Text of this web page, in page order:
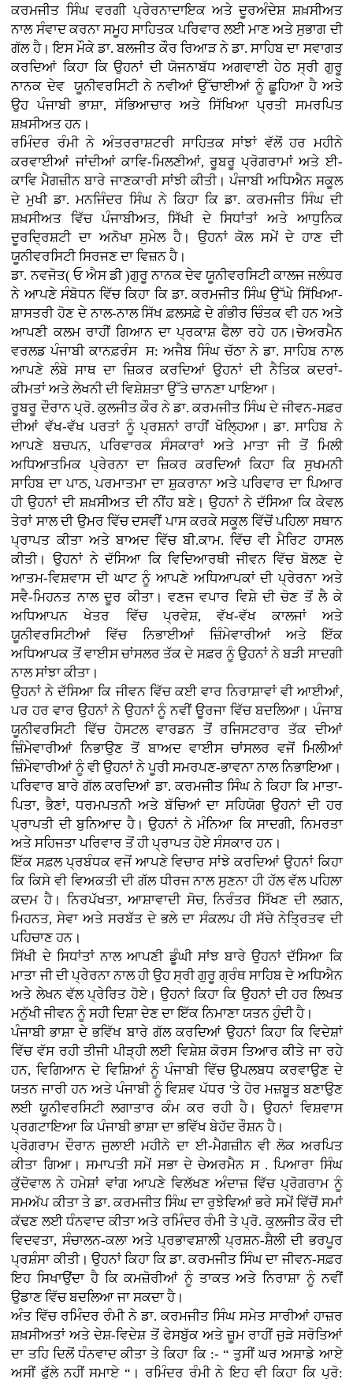
ਕਰਮਜੀਤ ਸਿੰਘ ਵਰਗੀ ਪ੍ਰੇਰਨਾਦਾਇਕ ਅਤੇ ਦੂਰਅੰਦੇਸ਼ ਸ਼ਖ਼ਸੀਅਤ
ਨਾਲ ਸੰਵਾਦ ਕਰਨਾ ਸਮੂਹ ਸਾਹਿਤਕ ਪਰਿਵਾਰ ਲਈ ਮਾਣ ਅਤੇ ਸੁਭਾਗ ਦੀ
ਗੱਲ ਹੈ। ਇਸ ਮੌਕੇ ਡਾ. ਬਲਜੀਤ ਕੌਰ ਰਿਆੜ ਨੇ ਡਾ. ਸਾਹਿਬ ਦਾ ਸਵਾਗਤ
ਕਰਦਿਆਂ ਕਿਹਾ ਕਿ ਉਹਨਾਂ ਦੀ ਯੋਜਨਾਬੱਧ ਅਗਵਾਈ ਹੇਠ ਸ੍ਰੀ ਗੁਰੂ
ਨਾਨਕ ਦੇਵ ਯੂਨੀਵਰਸਿਟੀ ਨੇ ਨਵੀਆਂ ਉੱਚਾਈਆਂ ਨੂੰ ਛੂਹਿਆ ਹੈ ਅਤੇ
ਉਹ ਪੰਜਾਬੀ ਭਾਸ਼ਾ, ਸੱਭਿਆਚਾਰ ਅਤੇ ਸਿੱਖਿਆ ਪ੍ਰਤੀ ਸਮਰਪਿਤ
ਸ਼ਖ਼ਸੀਅਤ ਹਨ।
ਰਮਿੰਦਰ ਰੰਮੀ ਨੇ ਅੰਤਰਰਾਸ਼ਟਰੀ ਸਾਹਿਤਕ ਸਾਂਝਾਂ ਵੱਲੋਂ ਹਰ ਮਹੀਨੇ
ਕਰਵਾਈਆਂ ਜਾਂਦੀਆਂ ਕਾਵਿ-ਮਿਲਣੀਆਂ, ਰੂਬਰੂ ਪ੍ਰੋਗਰਾਮਾਂ ਅਤੇ ਈ-
ਕਾਵਿ ਮੈਗਜ਼ੀਨ ਬਾਰੇ ਜਾਣਕਾਰੀ ਸਾਂਝੀ ਕੀਤੀ। ਪੰਜਾਬੀ ਅਧਿਐਨ ਸਕੂਲ
ਦੇ ਮੁਖੀ ਡਾ. ਮਨਜਿੰਦਰ ਸਿੰਘ ਨੇ ਕਿਹਾ ਕਿ ਡਾ. ਕਰਮਜੀਤ ਸਿੰਘ ਦੀ
ਸ਼ਖ਼ਸੀਅਤ ਵਿੱਚ ਪੰਜਾਬੀਅਤ, ਸਿੱਖੀ ਦੇ ਸਿਧਾਂਤਾਂ ਅਤੇ ਆਧੁਨਿਕ
ਦੂਰਦ੍ਰਿਸ਼ਟੀ ਦਾ ਅਨੋਖਾ ਸੁਮੇਲ ਹੈ। ਉਹਨਾਂ ਕੋਲ ਸਮੇਂ ਦੇ ਹਾਣ ਦੀ
ਯੂਨੀਵਰਸਿਟੀ ਸਿਰਜਣ ਦਾ ਵਿਜ਼ਨ ਹੈ।
ਡਾ. ਨਵਜੋਤ( ਓ ਐਸ ਡੀ )ਗੁਰੂ ਨਾਨਕ ਦੇਵ ਯੂਨੀਵਰਸਿਟੀ ਕਾਲਜ ਜਲੰਧਰ
ਨੇ ਆਪਣੇ ਸੰਬੋਧਨ ਵਿੱਚ ਕਿਹਾ ਕਿ ਡਾ. ਕਰਮਜੀਤ ਸਿੰਘ ਉੱਘੇ ਸਿੱਖਿਆ-
ਸ਼ਾਸਤਰੀ ਹੋਣ ਦੇ ਨਾਲ-ਨਾਲ ਸਿੱਖ ਫ਼ਲਸਫ਼ੇ ਦੇ ਗੰਭੀਰ ਚਿੰਤਕ ਵੀ ਹਨ ਅਤੇ
ਆਪਣੀ ਕਲਮ ਰਾਹੀਂ ਗਿਆਨ ਦਾ ਪ੍ਰਕਾਸ਼ ਫੈਲਾ ਰਹੇ ਹਨ।ਚੇਅਰਮੈਨ
ਵਰਲਡ ਪੰਜਾਬੀ ਕਾਨਫ਼ਰੰਸ ਸ: ਅਜੈਬ ਸਿੰਘ ਚੱਠਾ ਨੇ ਡਾ. ਸਾਹਿਬ ਨਾਲ
ਆਪਣੇ ਲੰਬੇ ਸਾਥ ਦਾ ਜ਼ਿਕਰ ਕਰਦਿਆਂ ਉਹਨਾਂ ਦੀ ਨੈਤਿਕ ਕਦਰਾਂ-
ਕੀਮਤਾਂ ਅਤੇ ਲੇਖਨੀ ਦੀ ਵਿਸ਼ੇਸ਼ਤਾ ਉੱਤੇ ਚਾਨਣਾ ਪਾਇਆ।
ਰੂਬਰੂ ਦੌਰਾਨ ਪ੍ਰੋ. ਕੁਲਜੀਤ ਕੌਰ ਨੇ ਡਾ. ਕਰਮਜੀਤ ਸਿੰਘ ਦੇ ਜੀਵਨ-ਸਫ਼ਰ
ਦੀਆਂ ਵੱਖ-ਵੱਖ ਪਰਤਾਂ ਨੂੰ ਪ੍ਰਸ਼ਨਾਂ ਰਾਹੀਂ ਖੋਲ੍ਹਿਆ। ਡਾ. ਸਾਹਿਬ ਨੇ
ਆਪਣੇ ਬਚਪਨ, ਪਰਿਵਾਰਕ ਸੰਸਕਾਰਾਂ ਅਤੇ ਮਾਤਾ ਜੀ ਤੋਂ ਮਿਲੀ
ਅਧਿਆਤਮਿਕ ਪ੍ਰੇਰਨਾ ਦਾ ਜ਼ਿਕਰ ਕਰਦਿਆਂ ਕਿਹਾ ਕਿ ਸੁਖਮਨੀ
ਸਾਹਿਬ ਦਾ ਪਾਠ, ਪਰਮਾਤਮਾ ਦਾ ਸ਼ੁਕਰਾਨਾ ਅਤੇ ਪਰਿਵਾਰ ਦਾ ਪਿਆਰ
ਹੀ ਉਹਨਾਂ ਦੀ ਸ਼ਖ਼ਸੀਅਤ ਦੀ ਨੀਂਹ ਬਣੇ। ਉਹਨਾਂ ਨੇ ਦੱਸਿਆ ਕਿ ਕੇਵਲ
ਤੇਰਾਂ ਸਾਲ ਦੀ ਉਮਰ ਵਿੱਚ ਦਸਵੀਂ ਪਾਸ ਕਰਕੇ ਸਕੂਲ ਵਿੱਚੋਂ ਪਹਿਲਾ ਸਥਾਨ
ਪ੍ਰਾਪਤ ਕੀਤਾ ਅਤੇ ਬਾਅਦ ਵਿੱਚ ਬੀ.ਕਾਮ. ਵਿੱਚ ਵੀ ਮੈਰਿਟ ਹਾਸਲ
ਕੀਤੀ। ਉਹਨਾਂ ਨੇ ਦੱਸਿਆ ਕਿ ਵਿਦਿਆਰਥੀ ਜੀਵਨ ਵਿੱਚ ਬੋਲਣ ਦੇ
ਆਤਮ-ਵਿਸ਼ਵਾਸ ਦੀ ਘਾਟ ਨੂੰ ਆਪਣੇ ਅਧਿਆਪਕਾਂ ਦੀ ਪ੍ਰੇਰਨਾ ਅਤੇ
ਸਵੈ-ਮਿਹਨਤ ਨਾਲ ਦੂਰ ਕੀਤਾ। ਵਣਜ ਵਪਾਰ ਵਿਸ਼ੇ ਦੀ ਚੋਣ ਤੋਂ ਲੈ ਕੇ
ਅਧਿਆਪਨ ਖੇਤਰ ਵਿੱਚ ਪ੍ਰਵੇਸ਼, ਵੱਖ-ਵੱਖ ਕਾਲਜਾਂ ਅਤੇ
ਯੂਨੀਵਰਸਿਟੀਆਂ ਵਿੱਚ ਨਿਭਾਈਆਂ ਜ਼ਿੰਮੇਵਾਰੀਆਂ ਅਤੇ ਇੱਕ
ਅਧਿਆਪਕ ਤੋਂ ਵਾਈਸ ਚਾਂਸਲਰ ਤੱਕ ਦੇ ਸਫ਼ਰ ਨੂੰ ਉਹਨਾਂ ਨੇ ਬੜੀ ਸਾਦਗੀ
ਨਾਲ ਸਾਂਝਾ ਕੀਤਾ।
ਉਹਨਾਂ ਨੇ ਦੱਸਿਆ ਕਿ ਜੀਵਨ ਵਿੱਚ ਕਈ ਵਾਰ ਨਿਰਾਸ਼ਾਵਾਂ ਵੀ ਆਈਆਂ,
ਪਰ ਹਰ ਵਾਰ ਉਹਨਾਂ ਨੇ ਉਹਨਾਂ ਨੂੰ ਨਵੀਂ ਊਰਜਾ ਵਿੱਚ ਬਦਲਿਆ। ਪੰਜਾਬ
ਯੂਨੀਵਰਸਿਟੀ ਵਿੱਚ ਹੋਸਟਲ ਵਾਰਡਨ ਤੋਂ ਰਜਿਸਟਰਾਰ ਤੱਕ ਦੀਆਂ
ਜ਼ਿੰਮੇਵਾਰੀਆਂ ਨਿਭਾਉਣ ਤੋਂ ਬਾਅਦ ਵਾਈਸ ਚਾਂਸਲਰ ਵਜੋਂ ਮਿਲੀਆਂ
ਜ਼ਿੰਮੇਵਾਰੀਆਂ ਨੂੰ ਵੀ ਉਹਨਾਂ ਨੇ ਪੂਰੀ ਸਮਰਪਣ-ਭਾਵਨਾ ਨਾਲ ਨਿਭਾਇਆ।
ਪਰਿਵਾਰ ਬਾਰੇ ਗੱਲ ਕਰਦਿਆਂ ਡਾ. ਕਰਮਜੀਤ ਸਿੰਘ ਨੇ ਕਿਹਾ ਕਿ ਮਾਤਾ-
ਪਿਤਾ, ਭੈਣਾਂ, ਧਰਮਪਤਨੀ ਅਤੇ ਬੱਚਿਆਂ ਦਾ ਸਹਿਯੋਗ ਉਹਨਾਂ ਦੀ ਹਰ
ਪ੍ਰਾਪਤੀ ਦੀ ਬੁਨਿਆਦ ਹੈ। ਉਹਨਾਂ ਨੇ ਮੰਨਿਆ ਕਿ ਸਾਦਗੀ, ਨਿਮਰਤਾ
ਅਤੇ ਸਹਿਜਤਾ ਪਰਿਵਾਰ ਤੋਂ ਹੀ ਪ੍ਰਾਪਤ ਹੋਏ ਸੰਸਕਾਰ ਹਨ।
ਇੱਕ ਸਫ਼ਲ ਪ੍ਰਬੰਧਕ ਵਜੋਂ ਆਪਣੇ ਵਿਚਾਰ ਸਾਂਝੇ ਕਰਦਿਆਂ ਉਹਨਾਂ ਕਿਹਾ
ਕਿ ਕਿਸੇ ਵੀ ਵਿਅਕਤੀ ਦੀ ਗੱਲ ਧੀਰਜ ਨਾਲ ਸੁਣਨਾ ਹੀ ਹੱਲ ਵੱਲ ਪਹਿਲਾ
ਕਦਮ ਹੈ। ਨਿਰਪੱਖਤਾ, ਆਸ਼ਾਵਾਦੀ ਸੋਚ, ਨਿਰੰਤਰ ਸਿੱਖਣ ਦੀ ਲਗਨ,
ਮਿਹਨਤ, ਸੇਵਾ ਅਤੇ ਸਰਬੱਤ ਦੇ ਭਲੇ ਦਾ ਸੰਕਲਪ ਹੀ ਸੱਚੇ ਨੇਤ੍ਰਿਤਵ ਦੀ
ਪਹਿਚਾਣ ਹਨ।
ਸਿੱਖੀ ਦੇ ਸਿਧਾਂਤਾਂ ਨਾਲ ਆਪਣੀ ਡੂੰਘੀ ਸਾਂਝ ਬਾਰੇ ਉਹਨਾਂ ਦੱਸਿਆ ਕਿ
ਮਾਤਾ ਜੀ ਦੀ ਪ੍ਰੇਰਨਾ ਨਾਲ ਹੀ ਉਹ ਸ੍ਰੀ ਗੁਰੂ ਗ੍ਰੰਥ ਸਾਹਿਬ ਦੇ ਅਧਿਐਨ
ਅਤੇ ਲੇਖਨ ਵੱਲ ਪ੍ਰੇਰਿਤ ਹੋਏ। ਉਹਨਾਂ ਕਿਹਾ ਕਿ ਉਹਨਾਂ ਦੀ ਹਰ ਲਿਖਤ
ਮਨੁੱਖੀ ਜੀਵਨ ਨੂੰ ਸਹੀ ਦਿਸ਼ਾ ਦੇਣ ਦਾ ਇੱਕ ਨਿਮਾਣਾ ਯਤਨ ਹੁੰਦੀ ਹੈ।
ਪੰਜਾਬੀ ਭਾਸ਼ਾ ਦੇ ਭਵਿੱਖ ਬਾਰੇ ਗੱਲ ਕਰਦਿਆਂ ਉਹਨਾਂ ਕਿਹਾ ਕਿ ਵਿਦੇਸ਼ਾਂ
ਵਿੱਚ ਵੱਸ ਰਹੀ ਤੀਜੀ ਪੀੜ੍ਹੀ ਲਈ ਵਿਸ਼ੇਸ਼ ਕੋਰਸ ਤਿਆਰ ਕੀਤੇ ਜਾ ਰਹੇ
ਹਨ, ਵਿਗਿਆਨ ਦੇ ਵਿਸ਼ਿਆਂ ਨੂੰ ਪੰਜਾਬੀ ਵਿੱਚ ਉਪਲਬਧ ਕਰਵਾਉਣ ਦੇ
ਯਤਨ ਜਾਰੀ ਹਨ ਅਤੇ ਪੰਜਾਬੀ ਨੂੰ ਵਿਸ਼ਵ ਪੱਧਰ 'ਤੇ ਹੋਰ ਮਜ਼ਬੂਤ ਬਣਾਉਣ
ਲਈ ਯੂਨੀਵਰਸਿਟੀ ਲਗਾਤਾਰ ਕੰਮ ਕਰ ਰਹੀ ਹੈ। ਉਹਨਾਂ ਵਿਸ਼ਵਾਸ
ਪ੍ਰਗਟਾਇਆ ਕਿ ਪੰਜਾਬੀ ਭਾਸ਼ਾ ਦਾ ਭਵਿੱਖ ਬੇਹੱਦ ਰੌਸ਼ਨ ਹੈ।
ਪ੍ਰੋਗਰਾਮ ਦੌਰਾਨ ਜੁਲਾਈ ਮਹੀਨੇ ਦਾ ਈ-ਮੈਗਜ਼ੀਨ ਵੀ ਲੋਕ ਅਰਪਿਤ
ਕੀਤਾ ਗਿਆ। ਸਮਾਪਤੀ ਸਮੇਂ ਸਭਾ ਦੇ ਚੇਅਰਮੈਨ ਸ . ਪਿਆਰਾ ਸਿੰਘ
ਕੁੱਦੋਵਾਲ ਨੇ ਹਮੇਸ਼ਾਂ ਵਾਂਗ ਆਪਣੇ ਵਿਲੱਖਣ ਅੰਦਾਜ਼ ਵਿੱਚ ਪ੍ਰੋਗਰਾਮ ਨੂੰ
ਸਮਅੱਪ ਕੀਤਾ ਤੇ ਡਾ. ਕਰਮਜੀਤ ਸਿੰਘ ਦਾ ਰੁਝੇਵਿਆਂ ਭਰੇ ਸਮੇਂ ਵਿੱਚੋਂ ਸਮਾਂ
ਕੱਢਣ ਲਈ ਧੰਨਵਾਦ ਕੀਤਾ ਅਤੇ ਰਮਿੰਦਰ ਰੰਮੀ ਤੇ ਪ੍ਰੋ. ਕੁਲਜੀਤ ਕੌਰ ਦੀ
ਵਿਦਵਤਾ, ਸੰਚਾਲਨ-ਕਲਾ ਅਤੇ ਪ੍ਰਭਾਵਸ਼ਾਲੀ ਪ੍ਰਸ਼ਨ-ਸ਼ੈਲੀ ਦੀ ਭਰਪੂਰ
ਪ੍ਰਸ਼ੰਸਾ ਕੀਤੀ। ਉਹਨਾਂ ਕਿਹਾ ਕਿ ਡਾ. ਕਰਮਜੀਤ ਸਿੰਘ ਦਾ ਜੀਵਨ-ਸਫ਼ਰ
ਇਹ ਸਿਖਾਉਂਦਾ ਹੈ ਕਿ ਕਮਜ਼ੋਰੀਆਂ ਨੂੰ ਤਾਕਤ ਅਤੇ ਨਿਰਾਸ਼ਾ ਨੂੰ ਨਵੀਂ
ਉਡਾਣ ਵਿੱਚ ਬਦਲਿਆ ਜਾ ਸਕਦਾ ਹੈ।
ਅੰਤ ਵਿੱਚ ਰਮਿੰਦਰ ਰੰਮੀ ਨੇ ਡਾ. ਕਰਮਜੀਤ ਸਿੰਘ ਸਮੇਤ ਸਾਰੀਆਂ ਹਾਜ਼ਰ
ਸ਼ਖ਼ਸੀਅਤਾਂ ਅਤੇ ਦੇਸ਼-ਵਿਦੇਸ਼ ਤੋਂ ਫੇਸਬੁੱਕ ਅਤੇ ਜ਼ੂਮ ਰਾਹੀਂ ਜੁੜੇ ਸਰੋਤਿਆਂ
ਦਾ ਤਹਿ ਦਿਲੋਂ ਧੰਨਵਾਦ ਕੀਤਾ ਤੇ ਕਿਹਾ ਕਿ :- “ ਤੁਸੀਂ ਘਰ ਅਸਾਡੇ ਆਏ
ਅਸੀਂ ਫੁੱਲੇ ਨਹੀਂ ਸਮਾਏ “। ਰਮਿੰਦਰ ਰੰਮੀ ਨੇ ਇਹ ਵੀ ਕਿਹਾ ਕਿ ਪ੍ਰੋ: